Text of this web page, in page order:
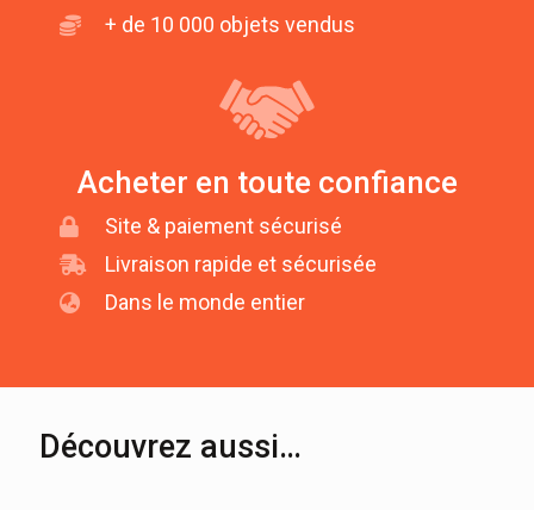
+ de 10 000 objets vendus
Acheter en toute confiance
Site & paiement sécurisé
Livraison rapide et sécurisée
Dans le monde entier
Découvrez aussi…